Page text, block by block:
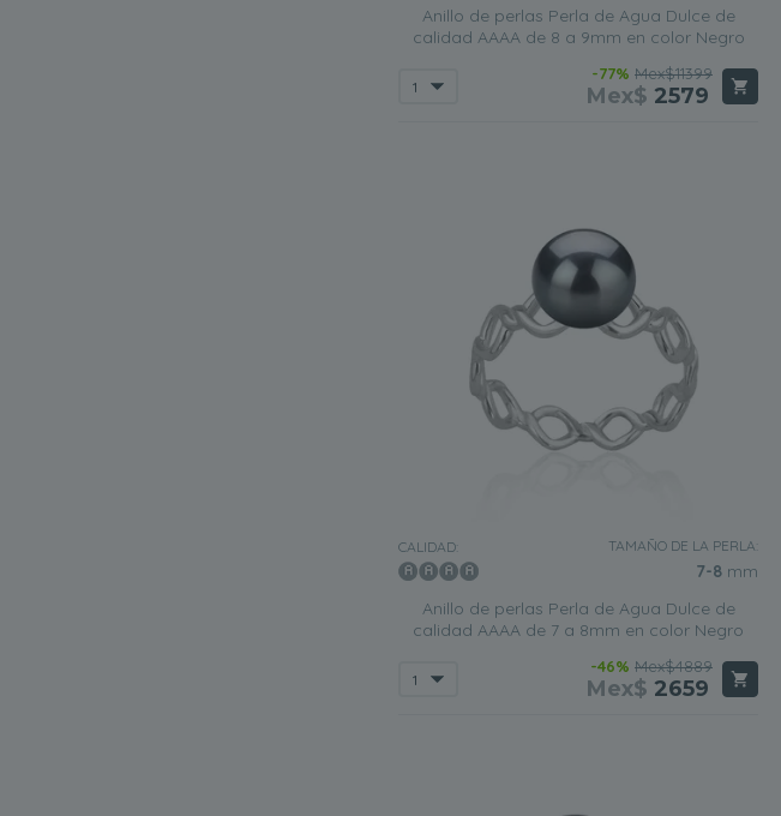
Anillo de perlas Perla de Agua Dulce de
calidad AAAA de 8 a 9mm en color Negro
-77% Mex$11399
Mex$ 2579
CALIDAD: TAMAÑO DE LA PERLA:
7-8 mm
Anillo de perlas Perla de Agua Dulce de
calidad AAAA de 7 a 8mm en color Negro
-46% Mex$4889
Mex$ 2659